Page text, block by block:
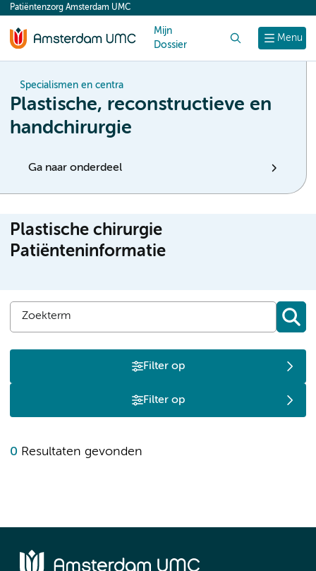
content
Menu
Patiëntenzorg Amsterdam UMC
Mijn
Dossier
Specialismen en centra
Plastische, reconstructieve en
handchirurgie
Ga naar onderdeel
Plastische chirurgie
Patiënteninformatie
Filter op
Filter op
0 Resultaten gevonden